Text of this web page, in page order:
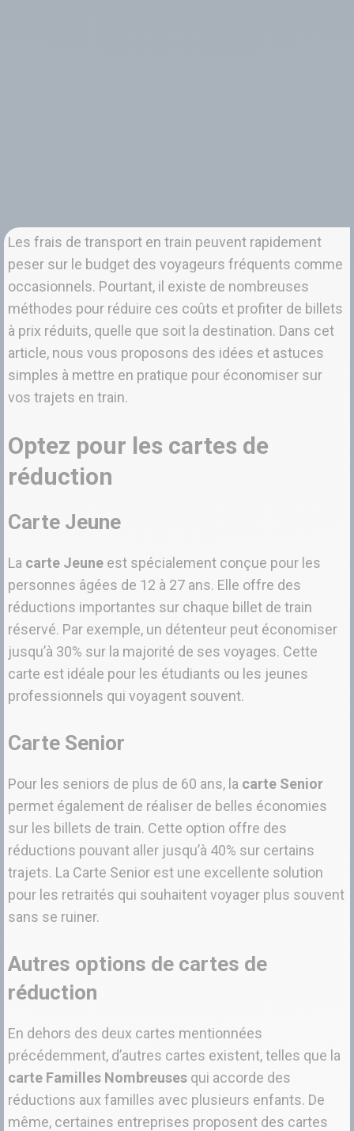
Les frais de transport en train peuvent rapidement
peser sur le budget des voyageurs fréquents comme
occasionnels. Pourtant, il existe de nombreuses
méthodes pour réduire ces coûts et profiter de billets
à prix réduits, quelle que soit la destination. Dans cet
article, nous vous proposons des idées et astuces
simples à mettre en pratique pour économiser sur
vos trajets en train.
Optez pour les cartes de
réduction
Carte Jeune
La carte Jeune est spécialement conçue pour les
personnes âgées de 12 à 27 ans. Elle offre des
réductions importantes sur chaque billet de train
réservé. Par exemple, un détenteur peut économiser
jusqu’à 30% sur la majorité de ses voyages. Cette
carte est idéale pour les étudiants ou les jeunes
professionnels qui voyagent souvent.
Carte Senior
Pour les seniors de plus de 60 ans, la carte Senior
permet également de réaliser de belles économies
sur les billets de train. Cette option offre des
réductions pouvant aller jusqu’à 40% sur certains
trajets. La Carte Senior est une excellente solution
pour les retraités qui souhaitent voyager plus souvent
sans se ruiner.
Autres options de cartes de
réduction
En dehors des deux cartes mentionnées
précédemment, d’autres cartes existent, telles que la
carte Familles Nombreuses qui accorde des
réductions aux familles avec plusieurs enfants. De
même, certaines entreprises proposent des cartes